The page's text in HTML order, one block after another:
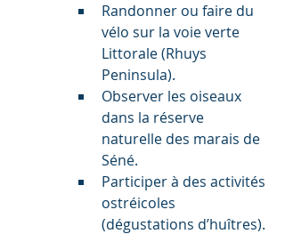
Randonner ou faire du
vélo sur la voie verte
Littorale (Rhuys
Peninsula).
Observer les oiseaux
dans la réserve
naturelle des marais de
Séné.
Participer à des activités
ostréicoles
(dégustations d’huîtres).